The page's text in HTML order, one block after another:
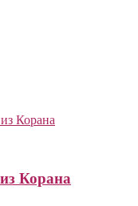
Корана